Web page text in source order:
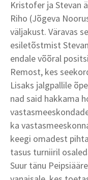
Kristofer ja Stevan
Riho (Jõgeva
väljakust. Väravas
esiletõstmist
endale võõral
Remost, kes
Lisaks jalgpallile
nad said hakkama
ka
keegi omadest
tasus turniiril
Suur tänu